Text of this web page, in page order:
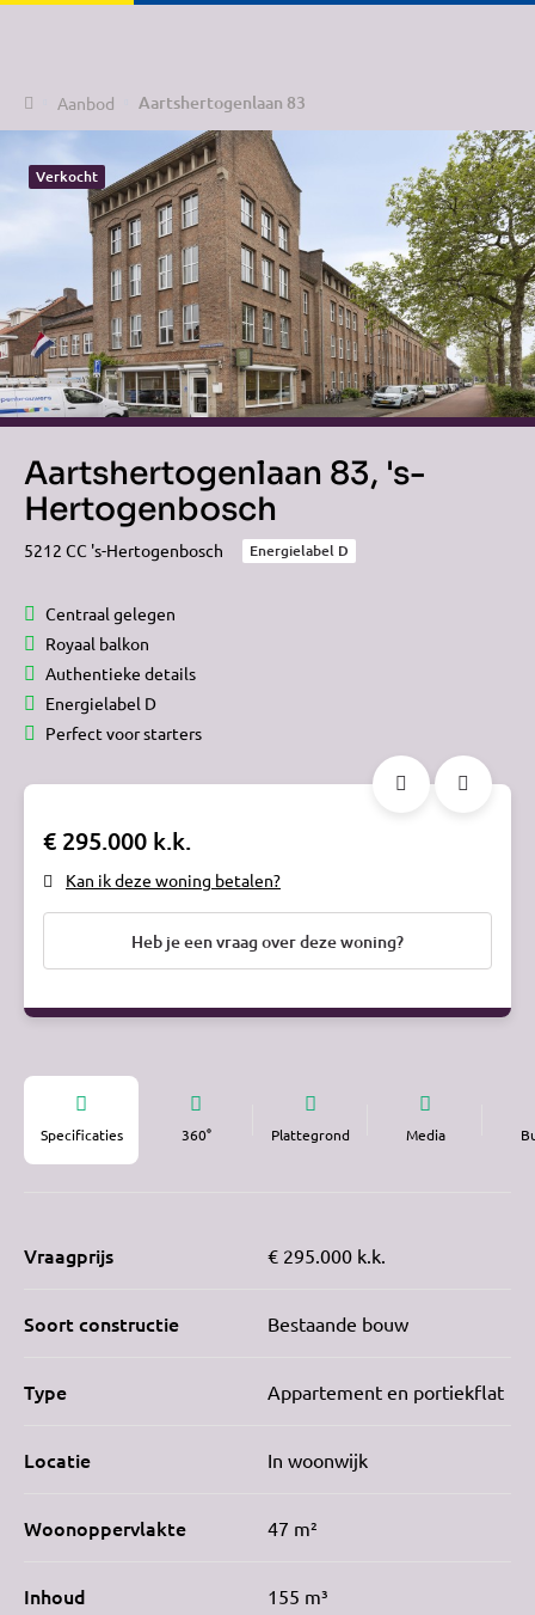
HomeAanbod Aartshertogenlaan 83
Verkocht
Aartshertogenlaan 83, 's-
Hertogenbosch
5212 CC 's-Hertogenbosch Energielabel D
Centraal gelegen
Royaal balkon
Authentieke details
Energielabel D
Perfect voor starters
€ 295.000 k.k.
Kan ik deze woning betalen?
Heb je een vraag over deze woning?
Specificaties 360° Plattegrond Media
Vraagprijs € 295.000 k.k.
Soort constructie Bestaande bouw
Type Appartement en portiekflat
Locatie In woonwijk
Woonoppervlakte 47 m²
Inhoud 155 m³